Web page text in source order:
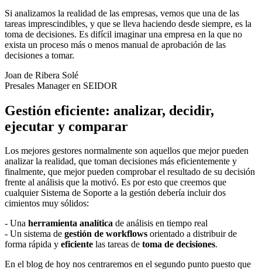
Si analizamos la realidad de las empresas, vemos que una de las
tareas imprescindibles, y que se lleva haciendo desde siempre, es la
toma de decisiones. Es difícil imaginar una empresa en la que no
exista un proceso más o menos manual de aprobación de las
decisiones a tomar.
Joan de Ribera Solé
Presales Manager en SEIDOR
Gestión eficiente: analizar, decidir,
ejecutar y comparar
Los mejores gestores normalmente son aquellos que mejor pueden
analizar la realidad, que toman decisiones más eficientemente y
finalmente, que mejor pueden comprobar el resultado de su decisión
frente al análisis que la motivó. Es por esto que creemos que
cualquier Sistema de Soporte a la gestión debería incluir dos
cimientos muy sólidos:
- Una herramienta analítica de análisis en tiempo real
- Un sistema de gestión de workflows orientado a distribuir de
forma rápida y eficiente las tareas de toma de decisiones.
En el blog de hoy nos centraremos en el segundo punto puesto que